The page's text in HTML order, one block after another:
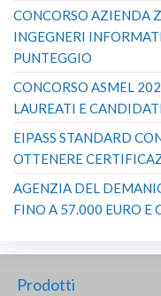
CONCORSO AZIENDA
INGEGNERI
PUNTEGGIO
CONCORSO ASMEL
LAUREATI E
EIPASS STANDARD
OTTENERE
AGENZIA DEL
FINO A 57.000 EURO E
Prodotti